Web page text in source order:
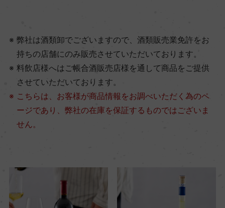
弊社は酒類卸でございますので、酒類販売業免許をお
持ちの店舗にのみ販売させていただいております。
料飲店様へはご帳合酒販売店様を通して商品をご提供
させていただいております。
こちらは、お客様が商品情報をお調べいただく為のペ
ージであり、弊社の在庫を保証するものではございま
せん。